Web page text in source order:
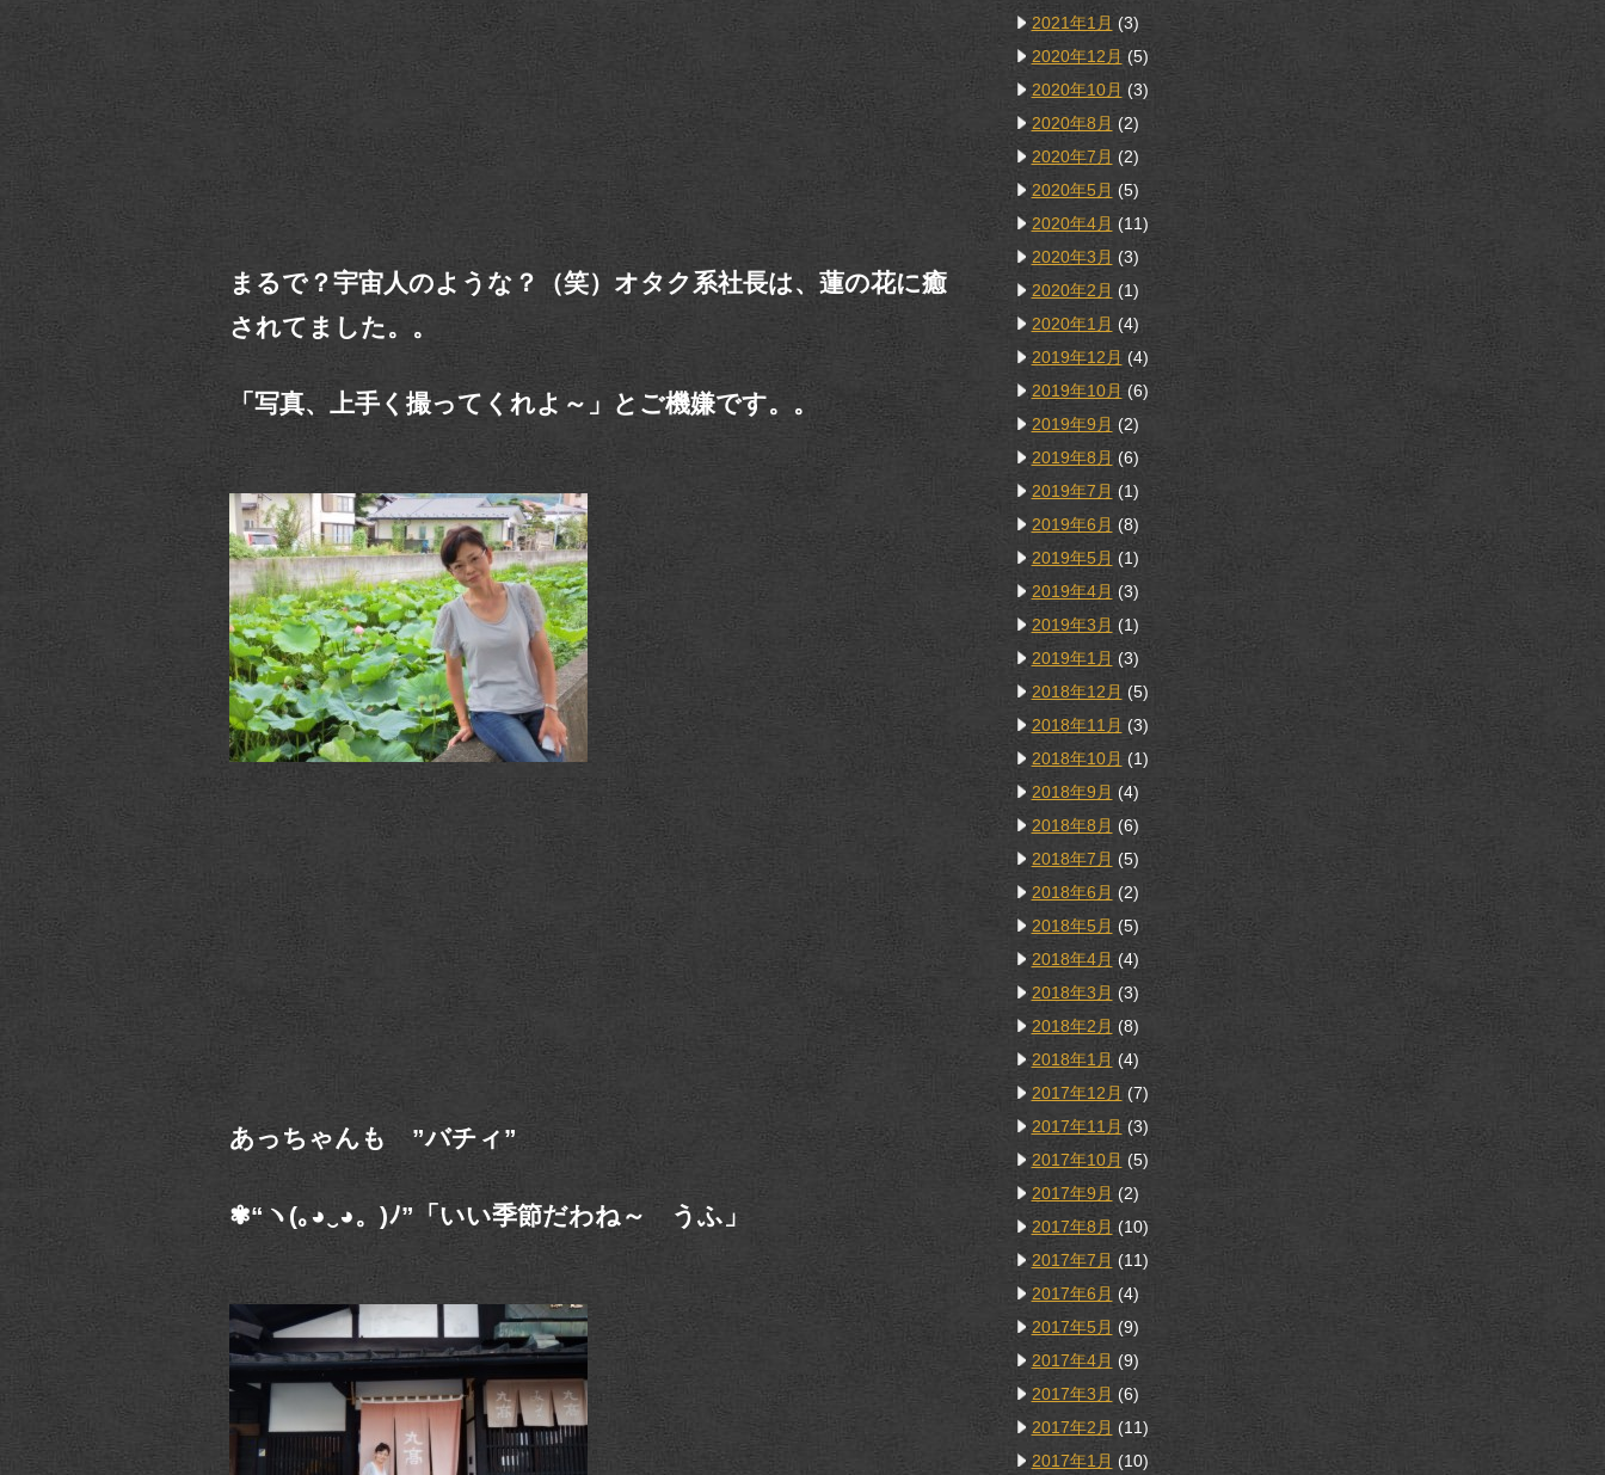
まるで？宇宙人のような？（笑）オタク系社長は、蓮の花に癒
されてました。。
「写真、上手く撮ってくれよ～」とご機嫌です。。
あっちゃんも ”バチィ”
✾“ヽ(｡◕‿◕。)ﾉ”「いい季節だわね～ うふ」
2021年1月 (3)
2020年12月 (5)
2020年10月 (3)
2020年8月 (2)
2020年7月 (2)
2020年5月 (5)
2020年4月 (11)
2020年3月 (3)
2020年2月 (1)
2020年1月 (4)
2019年12月 (4)
2019年10月 (6)
2019年9月 (2)
2019年8月 (6)
2019年7月 (1)
2019年6月 (8)
2019年5月 (1)
2019年4月 (3)
2019年3月 (1)
2019年1月 (3)
2018年12月 (5)
2018年11月 (3)
2018年10月 (1)
2018年9月 (4)
2018年8月 (6)
2018年7月 (5)
2018年6月 (2)
2018年5月 (5)
2018年4月 (4)
2018年3月 (3)
2018年2月 (8)
2018年1月 (4)
2017年12月 (7)
2017年11月 (3)
2017年10月 (5)
2017年9月 (2)
2017年8月 (10)
2017年7月 (11)
2017年6月 (4)
2017年5月 (9)
2017年4月 (9)
2017年3月 (6)
2017年2月 (11)
2017年1月 (10)